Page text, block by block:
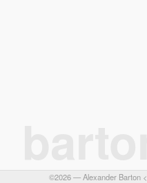
©2026 —Alexander Barton<